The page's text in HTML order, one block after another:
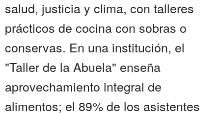
salud, justicia y clima, con talleres
prácticos de cocina con sobras o
conservas. En una institución, el
"Taller de la Abuela" enseña
aprovechamiento integral de
alimentos; el 89% de los asistentes